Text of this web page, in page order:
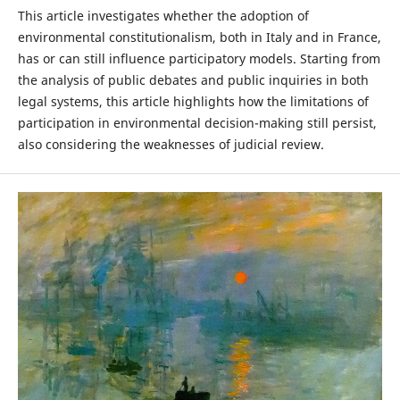
This article investigates whether the adoption of
environmental constitutionalism, both in Italy and in France,
has or can still influence participatory models. Starting from
the analysis of public debates and public inquiries in both
legal systems, this article highlights how the limitations of
participation in environmental decision-making still persist,
also considering the weaknesses of judicial review.